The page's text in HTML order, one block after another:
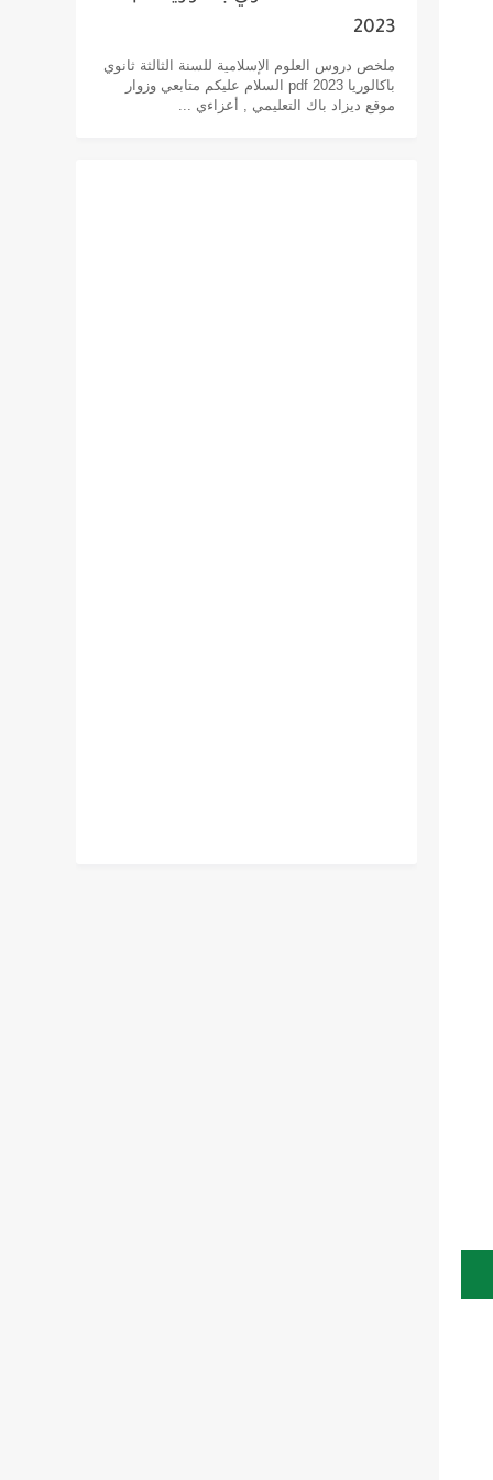
2023
ملخص دروس العلوم الإسلامية للسنة الثالثة ثانوي
باكالوريا pdf 2023 السلام عليكم متابعي وزوار
موقع ديزاد باك التعليمي , أعزاءي ...